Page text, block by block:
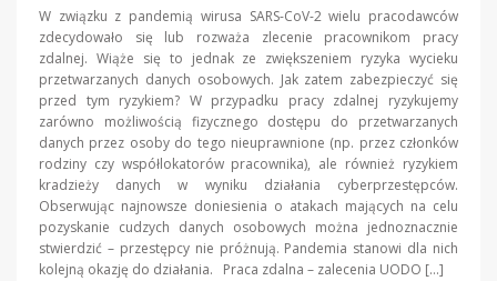
W związku z pandemią wirusa SARS-CoV-2 wielu pracodawców
zdecydowało się lub rozważa zlecenie pracownikom pracy
zdalnej. Wiąże się to jednak ze zwiększeniem ryzyka wycieku
przetwarzanych danych osobowych. Jak zatem zabezpieczyć się
przed tym ryzykiem? W przypadku pracy zdalnej ryzykujemy
zarówno możliwością fizycznego dostępu do przetwarzanych
danych przez osoby do tego nieuprawnione (np. przez członków
rodziny czy współlokatorów pracownika), ale również ryzykiem
kradzieży danych w wyniku działania cyberprzestępców.
Obserwując najnowsze doniesienia o atakach mających na celu
pozyskanie cudzych danych osobowych można jednoznacznie
stwierdzić – przestępcy nie próżnują. Pandemia stanowi dla nich
kolejną okazję do działania. Praca zdalna – zalecenia UODO […]